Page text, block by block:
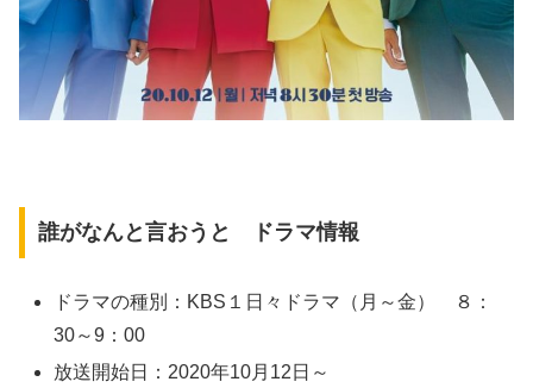
誰がなんと言おうと ドラマ情報
ドラマの種別：KBS１日々ドラマ（月～金） ８：
30～9：00
放送開始日：2020年10月12日～